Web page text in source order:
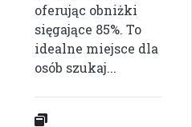
oferując obniżki
sięgające 85%. To
idealne miejsce dla
osób szukaj...